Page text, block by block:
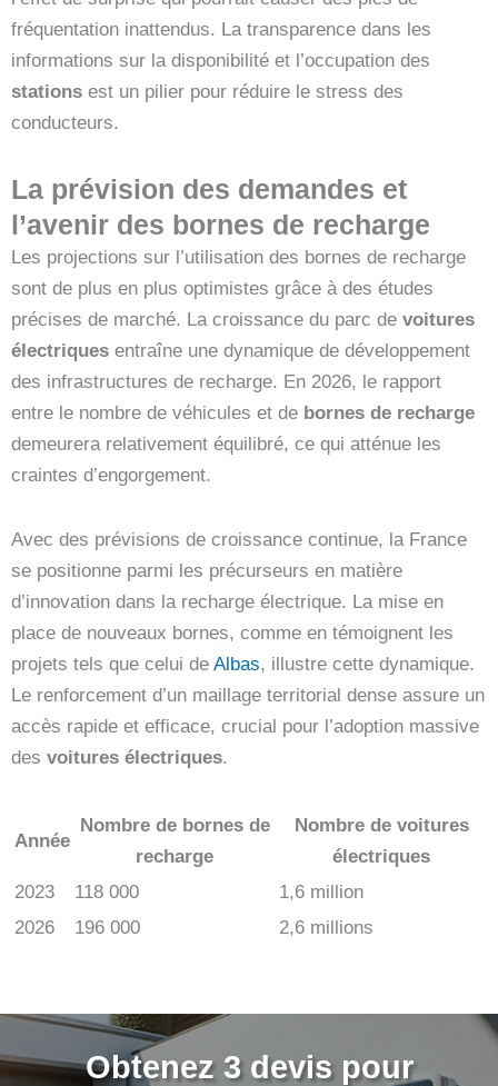
fréquentation inattendus. La transparence dans les
informations sur la disponibilité et l’occupation des
stations est un pilier pour réduire le stress des
conducteurs.
La prévision des demandes et
l’avenir des bornes de recharge
Les projections sur l’utilisation des bornes de recharge
sont de plus en plus optimistes grâce à des études
précises de marché. La croissance du parc de voitures
électriques entraîne une dynamique de développement
des infrastructures de recharge. En 2026, le rapport
entre le nombre de véhicules et de bornes de recharge
demeurera relativement équilibré, ce qui atténue les
craintes d’engorgement.
Avec des prévisions de croissance continue, la France
se positionne parmi les précurseurs en matière
d’innovation dans la recharge électrique. La mise en
place de nouveaux bornes, comme en témoignent les
projets tels que celui de Albas, illustre cette dynamique.
Le renforcement d’un maillage territorial dense assure un
accès rapide et efficace, crucial pour l’adoption massive
des voitures électriques.
Année
Nombre de bornes de
recharge
Nombre de voitures
électriques
2023
118 000
1,6 million
2026
196 000 2,6 millions
Obtenez 3 devis pour